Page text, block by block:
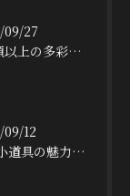
09/27
350種類以上の多彩な舞台小道具の魅力
09/12
文楽と小道具の魅力探求